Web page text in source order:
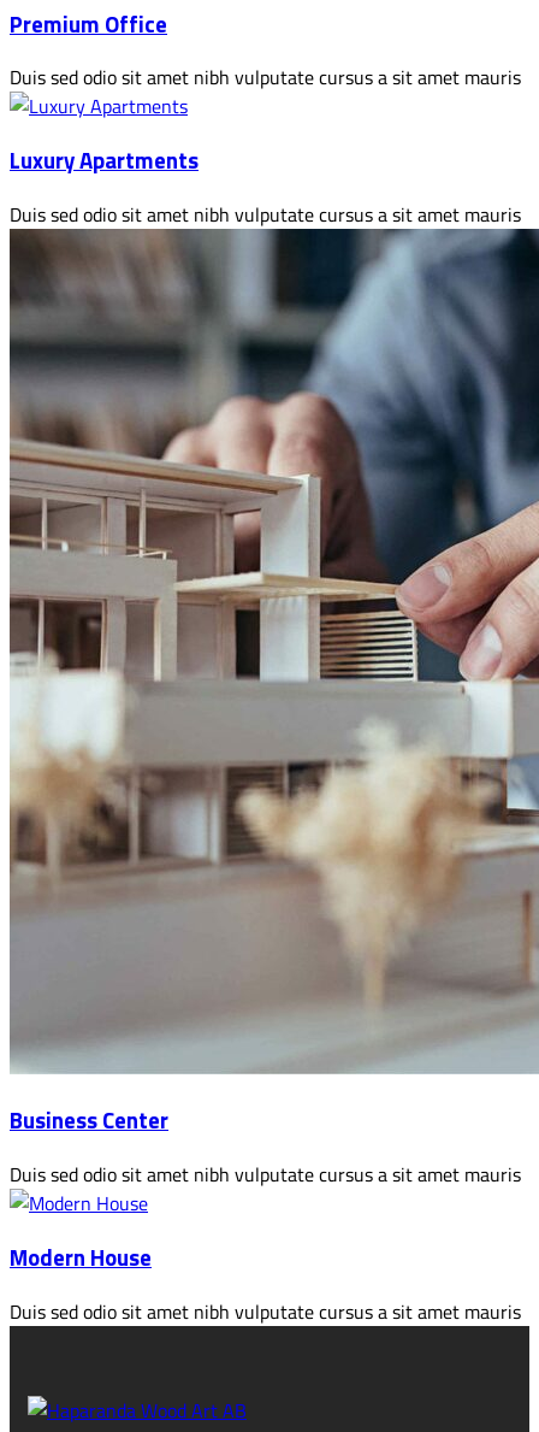
Premium Office
Duis sed odio sit amet nibh vulputate cursus a sit amet mauris
Luxury Apartments
Duis sed odio sit amet nibh vulputate cursus a sit amet mauris
Business Center
Duis sed odio sit amet nibh vulputate cursus a sit amet mauris
Modern House
Duis sed odio sit amet nibh vulputate cursus a sit amet mauris